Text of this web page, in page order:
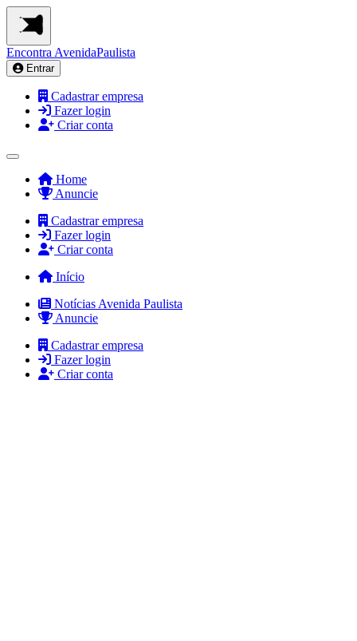
Encontra AvenidaPaulista
Entrar
Cadastrar empresa
Fazer login
Criar conta
Home
Anuncie
Cadastrar empresa
Fazer login
Criar conta
Início
Notícias Avenida Paulista
Anuncie
Cadastrar empresa
Fazer login
Criar conta